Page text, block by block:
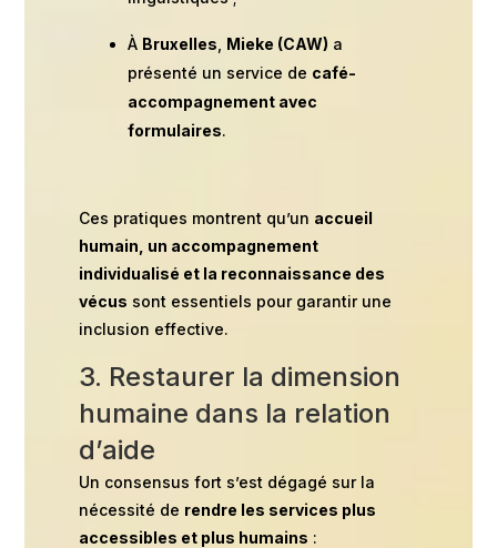
À Bruxelles Mieke (CAW) a
présenté un service de café-
accompagnement avec
formulaires.
Ces pratiques montrent qu’un accueil
humain, un accompagnement
individualisé et la reconnaissance des
vécus sont essentiels pour garantir une
inclusion effective.
3. Restaurer la dimension
humaine dans la relation
d’aide
Un consensus fort s’est dégagé sur la
nécessité de rendre les services plus
accessibles et plus humains :